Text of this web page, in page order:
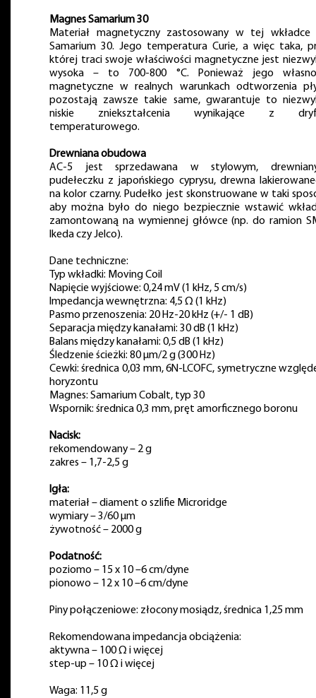
Magnes Samarium 30
Materiał magnetyczny zastosowany w tej
Samarium 30. Jego temperatura Curie, a więc taka,
której traci swoje właściwości magnetyczne jest
wysoka – to 700-800 °C. Ponieważ jego
magnetyczne w realnych warunkach odtworzenia
pozostają zawsze takie same, gwarantuje to
niskie zniekształcenia wynikające z
temperaturowego.
Drewniana obudowa
AC-5 jest sprzedawana w stylowym,
pudełeczku z japońskiego cyprysu, drewna
na kolor czarny. Pudełko jest skonstruowane w taki
aby można było do niego bezpiecznie wstawić
zamontowaną na wymiennej główce (np. do ramion
Ikeda czy Jelco).
Dane techniczne:
Typ wkładki: Moving Coil
Napięcie wyjściowe: 0,24 mV (1 kHz, 5 cm/s)
Impedancja wewnętrzna: 4,5 Ω (1 kHz)
Pasmo przenoszenia: 20 Hz-20 kHz (+/- 1 dB)
Separacja między kanałami: 30 dB (1 kHz)
Balans między kanałami: 0,5 dB (1 kHz)
Śledzenie ścieżki: 80 µm/2 g (300 Hz)
Cewki: średnica 0,03 mm, 6N-LCOFC, symetryczne
horyzontu
Magnes: Samarium Cobalt, typ 30
Wspornik: średnica 0,3 mm, pręt amorficznego boronu
Nacisk:
rekomendowany – 2 g
zakres – 1,7-2,5 g
Igła:
materiał – diament o szlifie Microridge
wymiary – 3/60 µm
żywotność – 2000 g
Podatność:
poziomo – 15 x 10 –6 cm/dyne
pionowo – 12 x 10 –6 cm/dyne
Piny połączeniowe: złocony mosiądz, średnica 1,25 mm
Rekomendowana impedancja obciążenia:
aktywna – 100 Ω i więcej
step-up – 10 Ω i więcej
Waga: 11,5 g